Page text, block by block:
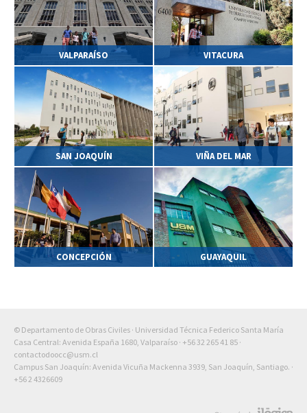
VALPARAÍSO VITACURA
SAN JOAQUÍN VIÑA DEL MAR
CONCEPCIÓN GUAYAQUIL
© Departamento de Obras Civiles · Universidad Técnica Federico Santa María
Casa Central: Avenida España 1680, Valparaíso · +56 32 265 41 85 ·
contactodoocc@usm.cl
Campus San Joaquín: Avenida Vicuña Mackenna 3939, San Joaquín, Santiago. ·
+56 2 4326609